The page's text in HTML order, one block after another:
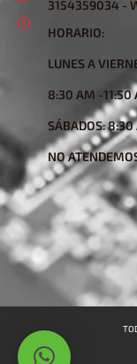
3154359034 -
HORARIO:
LUNES A
8:30 AM -
SÁBADOS:
NO